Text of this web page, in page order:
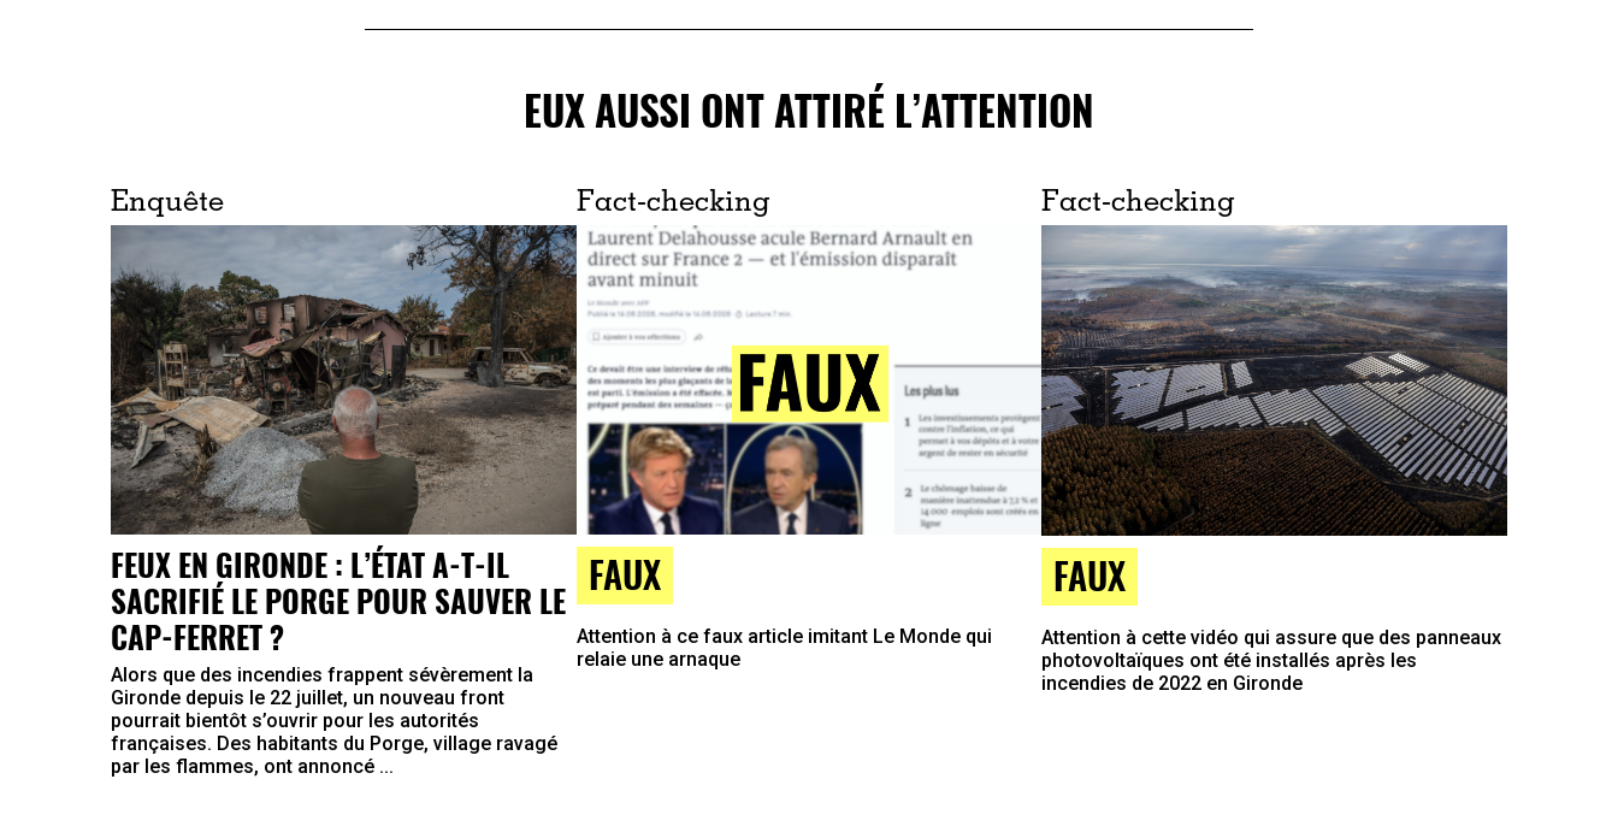
EUX AUSSI ONT ATTIRÉ L’ATTENTION
Enquête
FEUX EN GIRONDE : L’ÉTAT A-T-IL
SACRIFIÉ LE PORGE POUR SAUVER LE
CAP-FERRET ?
Alors que des incendies frappent sévèrement la
Gironde depuis le 22 juillet, un nouveau front
pourrait bientôt s’ouvrir pour les autorités
françaises. Des habitants du Porge, village ravagé
par les flammes, ont annoncé ...
Fact-checking
FAUX
Attention à ce faux article imitant Le Monde qui
relaie une arnaque
Fact-checking
FAUX
Attention à cette vidéo qui assure que des panneaux
photovoltaïques ont été installés après les
incendies de 2022 en Gironde